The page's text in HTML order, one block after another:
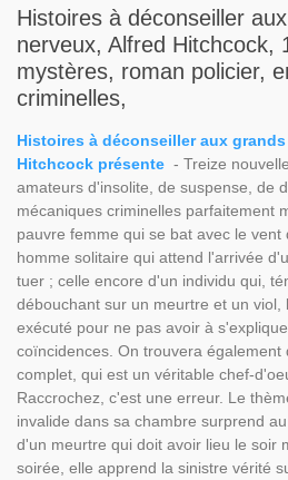
Histoires à déconseiller
nerveux, Alfred Hitchcock,
mystères, roman policier,
criminelles,
Histoires à déconseiller aux
Hitchcock présente - Treize
amateurs d'insolite, de suspense, de
mécaniques criminelles parfaitement
pauvre femme qui se bat avec le
homme solitaire qui attend l'arrivée
tuer ; celle encore d'un individu qui,
débouchant sur un meurtre et un viol,
exécuté pour ne pas avoir à
coïncidences. On trouvera également
complet, qui est un véritable chef-
Raccrochez, c'est une erreur. Le
invalide dans sa chambre surprend
d'un meurtre qui doit avoir lieu le soir
soirée, elle apprend la sinistre vérité